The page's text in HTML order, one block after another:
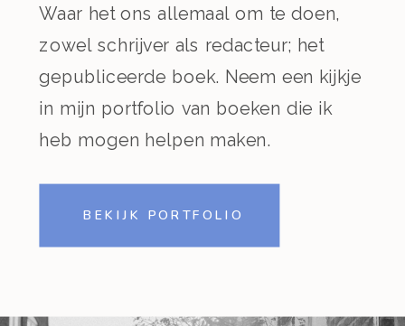
Waar het ons allemaal om te doen,
zowel schrijver als redacteur; het
gepubliceerde boek. Neem een kijkje
in mijn portfolio van boeken die ik
heb mogen helpen maken.
BEKIJK PORTFOLIO